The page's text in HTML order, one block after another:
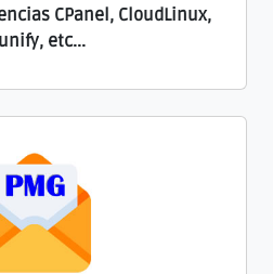
CPanel, CloudLinux,
etc...